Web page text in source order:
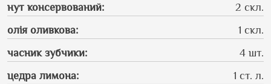
нут консервований:
2 скл.
олія оливкова:
1 скл.
часник зубчики:
4 шт.
цедра лимона:
1 ст. л.